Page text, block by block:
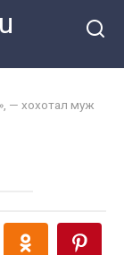
— хохотал муж